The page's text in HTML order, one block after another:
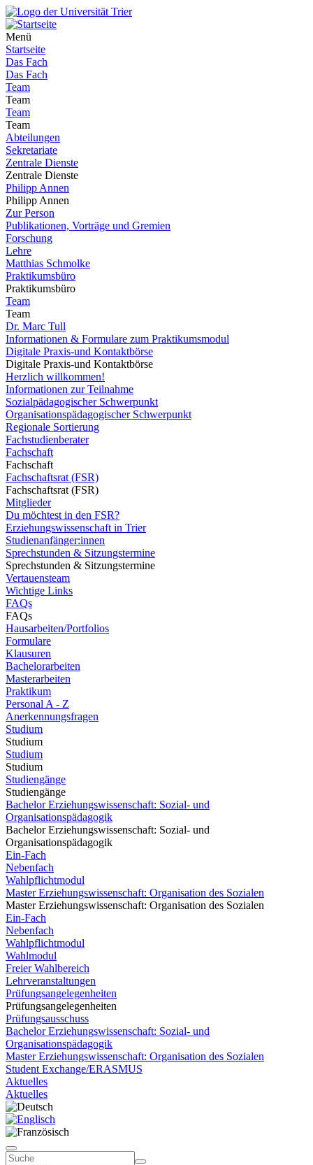
Menü
Startseite
Das Fach
Das Fach
Team
Team
Team
Team
Abteilungen
Sekretariate
Zentrale Dienste
Zentrale Dienste
Philipp Annen
Philipp Annen
Zur Person
Publikationen, Vorträge und Gremien
Forschung
Lehre
Matthias Schmolke
Praktikumsbüro
Praktikumsbüro
Team
Team
Dr. Marc Tull
Informationen & Formulare zum Praktikumsmodul
Digitale Praxis-und Kontaktbörse
Digitale Praxis-und Kontaktbörse
Herzlich willkommen!
Informationen zur Teilnahme
Sozialpädagogischer Schwerpunkt
Organisationspädagogischer Schwerpunkt
Regionale Sortierung
Fachstudienberater
Fachschaft
Fachschaft
Fachschaftsrat (FSR)
Fachschaftsrat (FSR)
Mitglieder
Du möchtest in den FSR?
Erziehungswissenschaft in Trier
Studienanfänger:innen
Sprechstunden & Sitzungstermine
Sprechstunden & Sitzungstermine
Vertauensteam
Wichtige Links
FAQs
FAQs
Hausarbeiten/Portfolios
Formulare
Klausuren
Bachelorarbeiten
Masterarbeiten
Praktikum
Personal A - Z
Anerkennungsfragen
Studium
Studium
Studium
Studium
Studiengänge
Studiengänge
Bachelor Erziehungswissenschaft: Sozial- und
Organisationspädagogik
Bachelor Erziehungswissenschaft: Sozial- und
Organisationspädagogik
Ein-Fach
Nebenfach
Wahlpflichtmodul
Master Erziehungswissenschaft: Organisation des Sozialen
Master Erziehungswissenschaft: Organisation des Sozialen
Ein-Fach
Nebenfach
Wahlpflichtmodul
Wahlmodul
Freier Wahlbereich
Lehrveranstaltungen
Prüfungsangelegenheiten
Prüfungsangelegenheiten
Prüfungsausschuss
Bachelor Erziehungswissenschaft: Sozial- und
Organisationspädagogik
Master Erziehungswissenschaft: Organisation des Sozialen
Student Exchange/ERASMUS
Aktuelles
Aktuelles